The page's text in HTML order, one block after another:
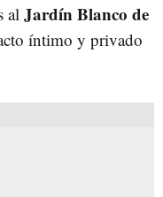
al Jardín Blanco de
íntimo y privado